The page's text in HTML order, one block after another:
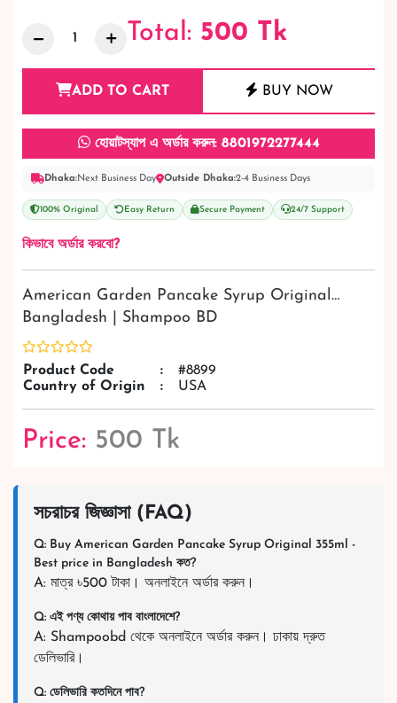
Total: 500 Tk
ADD TO CART BUY NOW
হোয়াটস্যাপ এ অর্ডার করুন: 8801972277444
Dhaka:Next Business Day Outside Dhaka:2-4 Business Days
100% Original Easy Return Secure Payment 24/7 Support
কিভাবে অর্ডার করবো?
American Garden Pancake Syrup Original…
Bangladesh | Shampoo BD
Product Code :
#8899
Country of Origin
: USA
Price: 500 Tk
সচরাচর জিজ্ঞাসা (FAQ)
Q: Buy American Garden Pancake Syrup Original 355ml -
Best price in Bangladesh কত?
A: মাত্র ৳500 টাকা। অনলাইনে অর্ডার করুন।
Q: এই পণ্য কোথায় পাব বাংলাদেশে?
A: Shampoobd থেকে অনলাইনে অর্ডার করুন। ঢাকায় দ্রুত
ডেলিভারি।
Q: ডেলিভারি কতদিনে পাব?